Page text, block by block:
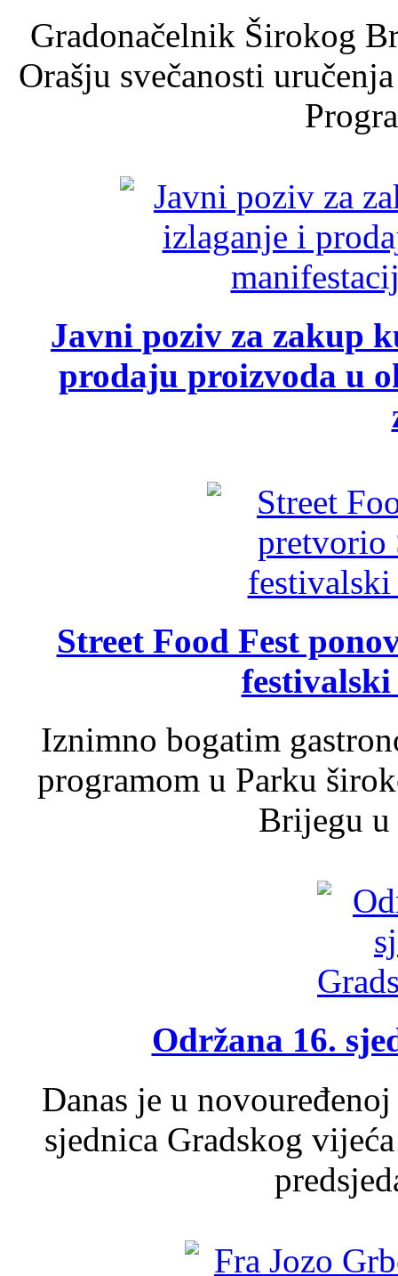
Gradonačelnik Širokog
Orašju svečanosti
Javni poziv za zakup
prodaju proizvoda u
Street Food Fest
Iznimno bogatim
programom u Parku
Brijegu u
Održana 16.
Danas je u
sjednica Gradskog